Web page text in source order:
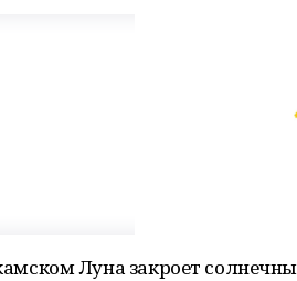
Луна закроет